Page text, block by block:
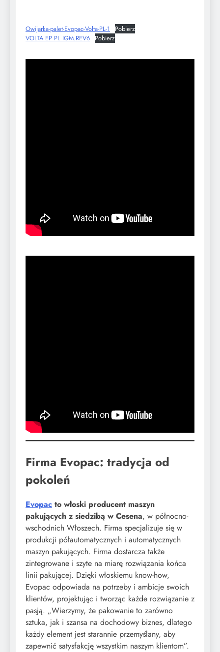
Owijarka-palet-Evopac-Volta-PL-1
Pobierz
VOLTA EP PL IGM.REV6 Pobierz
Firma Evopac: tradycja od
pokoleń
Evopac to włoski producent maszyn
pakujących z siedzibą w Cesena, w północno-
wschodnich Włoszech. Firma specjalizuje się w
produkcji półautomatycznych i automatycznych
maszyn pakujących. Firma dostarcza także
zintegrowane i szyte na miarę rozwiązania końca
linii pakującej. Dzięki włoskiemu know-how,
Evopac odpowiada na potrzeby i ambicje swoich
klientów, projektując i tworząc każde rozwiązanie z
pasją. „Wierzymy, że pakowanie to zarówno
sztuka, jak i szansa na dochodowy biznes, dlatego
każdy element jest starannie przemyślany, aby
zapewnić satysfakcję wszystkim naszym klientom”.